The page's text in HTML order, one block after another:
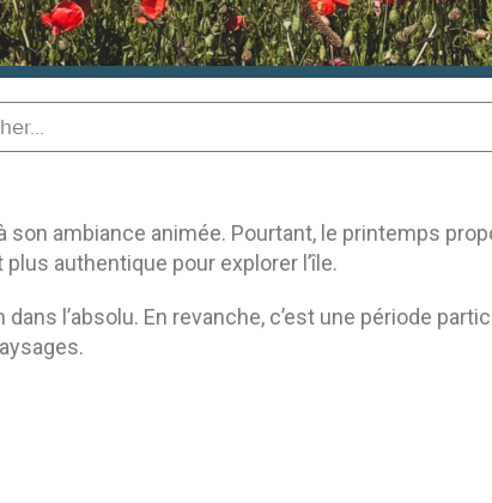
son ambiance animée. Pourtant, le printemps
authentique pour explorer l’île.
l’absolu. En revanche, c’est une période